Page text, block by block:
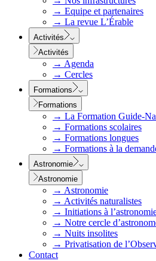
→ Equipe et partenaires
→ La revue L’Érable
Activités
Activités
→ Agenda
→ Cercles
Formations
Formations
→ La Formation Guide-
→ Formations scolaires
→ Formations longues
→ Formations à la
Astronomie
Astronomie
→ Astronomie
→ Activités naturalistes
→ Initiations à
→ Notre cercle
→ Nuits insolites
→ Privatisation de
Contact